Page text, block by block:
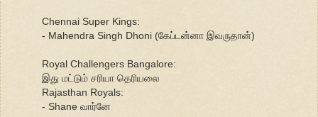
Chennai Super Kings:
- Mahendra Singh Dhoni (கேப்டன்னா இவருதான்)
Royal Challengers Bangalore:
இது மட்டும் சரியா தெரியலை
Rajasthan Royals:
- Shane வார்னே